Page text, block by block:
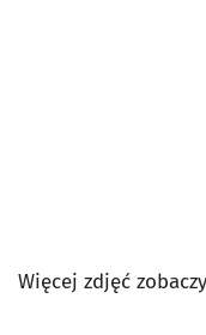
Więcej zdjęć